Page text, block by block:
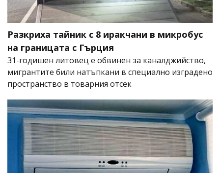
Разкриха тайник с 8 иракчани в микробус
на границата с Гърция
31-годишен литовец е обвинен за каналджийство,
мигрантите били натъпкани в специално изградено
пространство в товарния отсек